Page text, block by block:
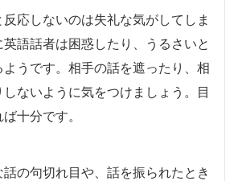
応しないのは失礼な気がしてしま
語話者は困惑したり、うるさいと
うです。相手の話を遮ったり、相
ないように気をつけましょう。目
十分です。
の句切れ目や、話を振られたとき